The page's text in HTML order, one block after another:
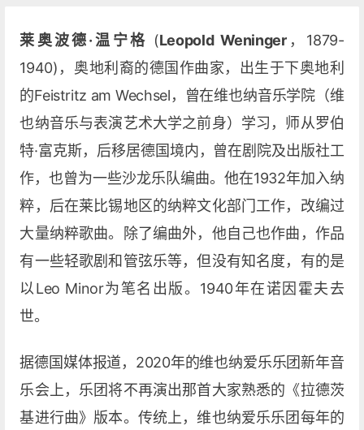
莱奥波德·温宁格 (Leopold Weninger，1879-
1940)，奥地利裔的德国作曲家，出生于下奥地利
的Feistritz am Wechsel，曾在维也纳音乐学院（维
也纳音乐与表演艺术大学之前身）学习，师从罗伯
特·富克斯，后移居德国境内，曾在剧院及出版社工
作，也曾为一些沙龙乐队编曲。他在1932年加入纳
粹，后在莱比锡地区的纳粹文化部门工作，改编过
大量纳粹歌曲。除了编曲外，他自己也作曲，作品
有一些轻歌剧和管弦乐等，但没有知名度，有的是
以Leo Minor为笔名出版。1940年在诺因霍夫去
世。
据德国媒体报道，2020年的维也纳爱乐乐团新年音
乐会上，乐团将不再演出那首大家熟悉的《拉德茨
基进行曲》版本。传统上，维也纳爱乐乐团每年的